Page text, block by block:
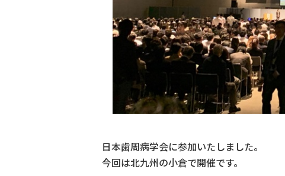
日本歯周病学会に参加いたしました。
今回は北九州の小倉で開催です。